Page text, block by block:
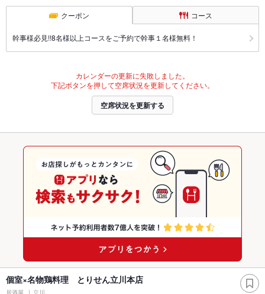
クーポン コース
幹事様必見!!8名様以上コースをご予約で幹事１名様無料！
カレンダーの更新に失敗しました。
下記ボタンを押して空席状況を更新してください。
空席状況を更新する
個室×名物鶏料理 とりせん立川本店
居酒屋 立川